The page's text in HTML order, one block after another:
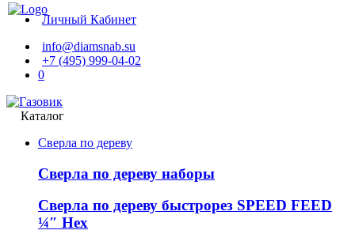
Личный Кабинет
info@diamsnab.su
+7 (495) 999-04-02
0
Каталог
Сверла по дереву
Сверла по дереву наборы
Сверла по дереву быстрорез SPEED FEED
¼″ Hex